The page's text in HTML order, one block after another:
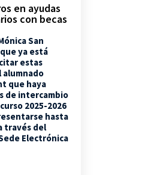
en ayudas
con becas
San
ya está
estas
alumnado
que haya
de intercambio
2025-2026
hasta
través del
Electrónica